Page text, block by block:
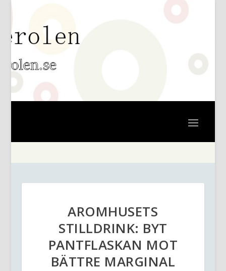
AROMHUSETS
STILLDRINK: BYT
PANTFLASKAN MOT
BÄTTRE MARGINAL